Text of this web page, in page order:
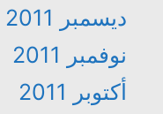
ديسمبر 2011
نوفمبر 2011
أكتوبر 2011